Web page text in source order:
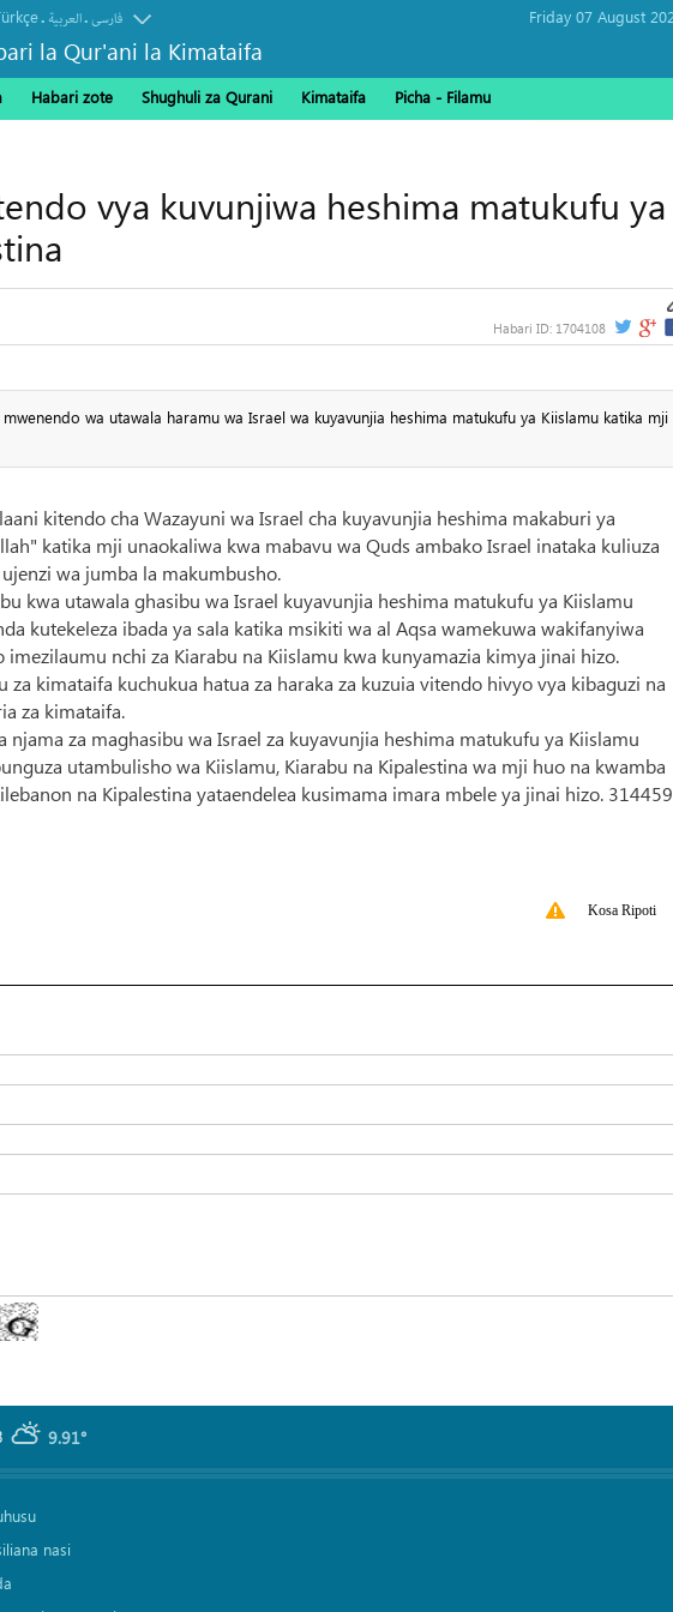
. العربیة.فارسی
la Qur'ani la Kimataifa
Habari zote Shughuli za Qurani Kimataifa
Picha‎ - Filamu‎
vya kuvunjiwa heshima matukufu ya
Habari ID: 1704108
wa utawala haramu wa Israel wa kuyavunjia heshima matukufu ya Kiislamu katika mji
kitendo cha Wazayuni wa Israel cha kuyavunjia heshima makaburi ya
katika mji unaokaliwa kwa mabavu wa Quds ambako Israel inataka kuliuza
wa jumba la makumbusho.
kwa utawala ghasibu wa Israel kuyavunjia heshima matukufu ya Kiislamu
kutekeleza ibada ya sala katika msikiti wa al Aqsa wamekuwa wakifanyiwa
nchi za Kiarabu na Kiislamu kwa kunyamazia kimya jinai hizo.
za kimataifa kuchukua hatua za haraka za kuzuia vitendo hivyo vya kibaguzi na
za kimataifa.
njama za maghasibu wa Israel za kuyavunjia heshima matukufu ya Kiislamu
utambulisho wa Kiislamu, Kiarabu na Kipalestina wa mji huo na kwamba
na Kipalestina yataendelea kusimama imara mbele ya jinai hizo. 314459
Kosa Ripoti
9.91°
nasi